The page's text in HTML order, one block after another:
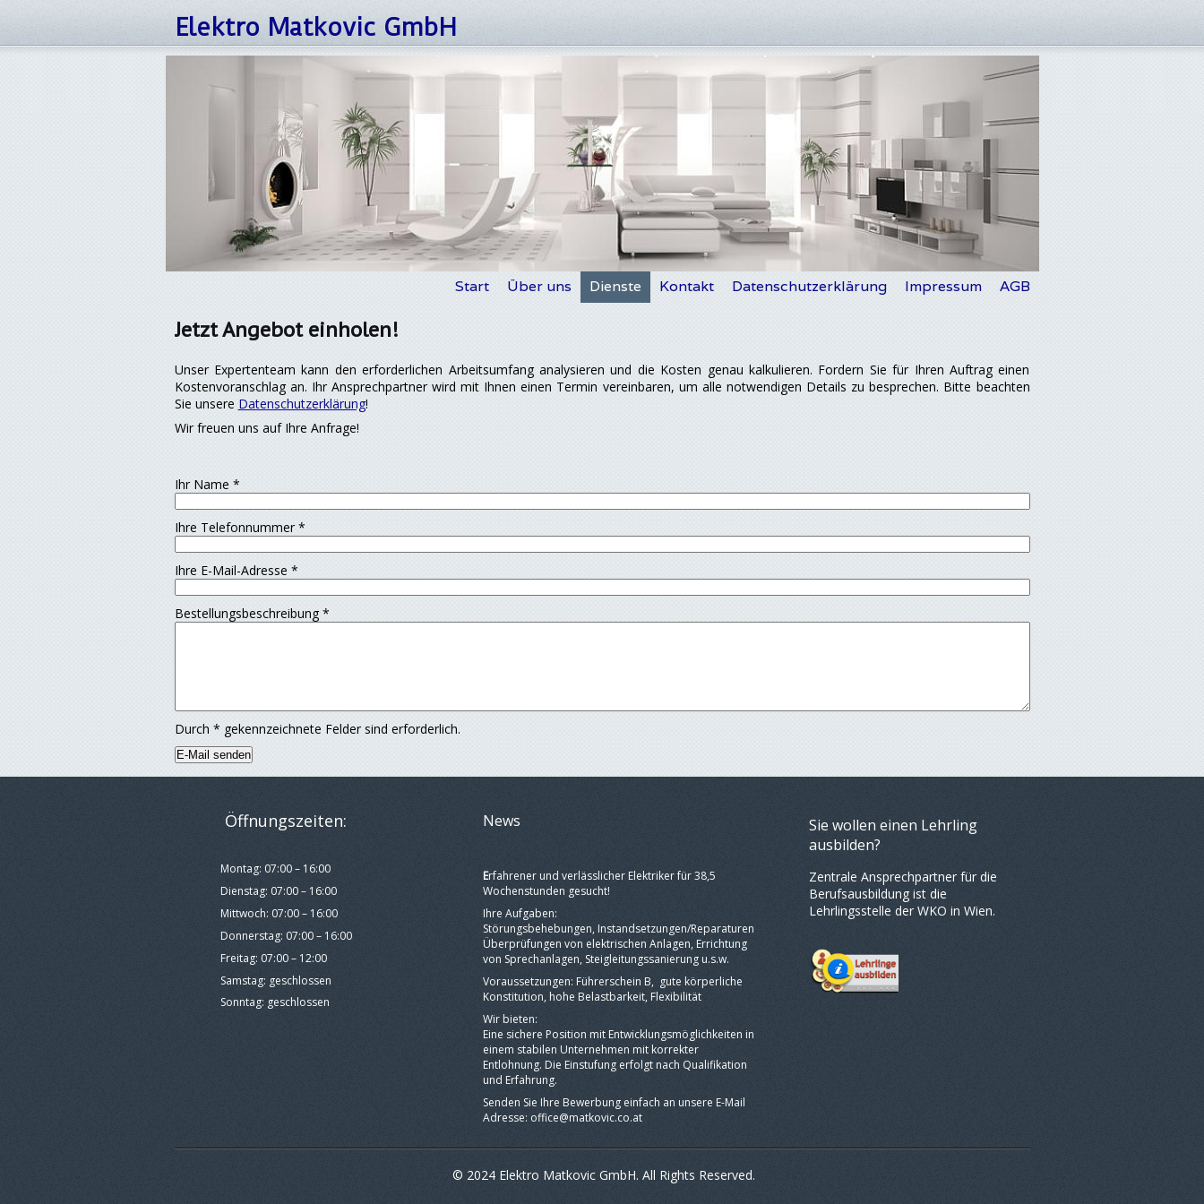
Elektro Matkovic GmbH
Start Über uns Dienste Kontakt Datenschutzerklärung Impressum AGB
Jetzt Angebot einholen!
Unser Expertenteam kann den erforderlichen Arbeitsumfang analysieren und die Kosten genau kalkulieren. Fordern Sie für Ihren Auftrag einen
Kostenvoranschlag an. Ihr Ansprechpartner wird mit Ihnen einen Termin vereinbaren, um alle notwendigen Details zu besprechen. Bitte beachten
Sie unsere Datenschutzerklärung!
Wir freuen uns auf Ihre Anfrage!
Ihr Name *
Ihre Telefonnummer*
Ihre E-Mail-Adresse *
Bestellungsbeschreibung*
Durch * gekennzeichnete Felder sind erforderlich.
Öffnungszeiten: News
Sie wollen einen Lehrling
ausbilden?
Montag: 07:00 – 16:00
Dienstag: 07:00 – 16:00
Mittwoch: 07:00 – 16:00
Donnerstag: 07:00 – 16:00
Freitag: 07:00 – 12:00
Samstag: geschlossen
Sonntag: geschlossen
Erfahrener und verlässlicher Elektriker für 38,5
Wochenstunden gesucht!
Ihre Aufgaben:
Störungsbehebungen, Instandsetzungen/Reparaturen
Überprüfungen von elektrischen Anlagen, Errichtung
von Sprechanlagen, Steigleitungssanierung u.s.w.
Voraussetzungen: Führerschein B, gute körperliche
Konstitution, hohe Belastbarkeit, Flexibilität
Wir bieten:
Eine sichere Position mit Entwicklungsmöglichkeiten in
einem stabilen Unternehmen mit korrekter
Entlohnung. Die Einstufung erfolgt nach Qualifikation
und Erfahrung.
Senden Sie Ihre Bewerbung einfach an unsere E-Mail
Adresse: office@matkovic.co.at
Zentrale Ansprechpartner für die
Berufsausbildung ist die
Lehrlingsstelle der WKO in Wien.
© 2024 Elektro Matkovic GmbH. All Rights Reserved.